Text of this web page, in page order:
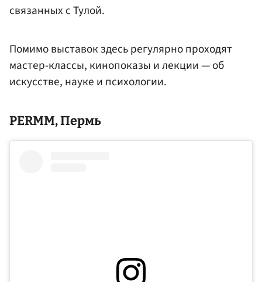
связанных с Тулой.
Помимо выставок здесь регулярно проходят
мастер-классы, кинопоказы и лекции — об
искусстве, науке и психологии.
PERMM, Пермь